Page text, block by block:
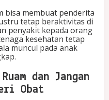
bisa membuat penderita
tetap beraktivitas di
penyakit kepada orang
kesehatan tetap
muncul pada anak
dan Jangan
Obat